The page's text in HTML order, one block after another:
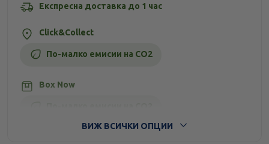
Експресна доставка до 1 час
Click&Collect
По-малко емисии на CO2
Box Now
ВИЖ ВСИЧКИ ОПЦИИ